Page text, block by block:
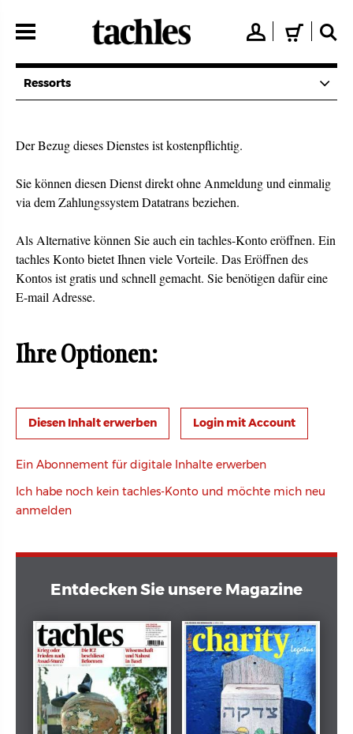
zum
👤 🛒 🔍
Ressorts
Der Bezug dieses Dienstes ist kostenpflichtig.
Sie können diesen Dienst direkt ohne Anmeldung und einmalig
via dem Zahlungssystem Datatrans beziehen.
Als Alternative können Sie auch ein tachles-Konto eröffnen. Ein
tachles Konto bietet Ihnen viele Vorteile. Das Eröffnen des
Kontos ist gratis und schnell gemacht. Sie benötigen dafür eine
E-mail Adresse.
Ihre Optionen:
Login mit Account
Ein Abonnement für digitale Inhalte erwerben
Ich habe noch kein tachles-Konto und möchte mich neu
anmelden
Entdecken Sie unsere Magazine